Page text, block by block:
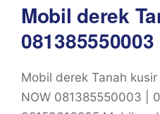
Mobil derek
081385550003
Mobil derek Tanah
NOW 081385550003 |